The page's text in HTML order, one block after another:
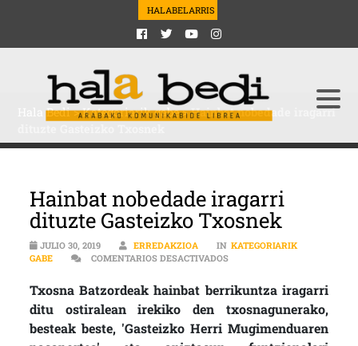
HALABELARRIS
Hala Bedi>Kategoriarik gabe>Hainbat nobedade iragarri
Hainbat nobedade iragarri
dituzte Gasteizko Txosnek
JULIO 30, 2019 ERREDAKZIOA IN KATEGORIARIK
GABE
COMENTARIOS DESACTIVADOSEN HAINBAT NOBEDADE
Txosna Batzordeak hainbat berrikuntza iragarri
ditu ostiralean irekiko den txosnagunerako,
besteak beste, 'Gasteizko Herri Mugimenduaren